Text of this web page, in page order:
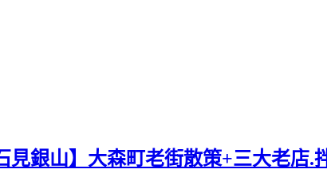
見銀山】大森町老街散策+三大老店